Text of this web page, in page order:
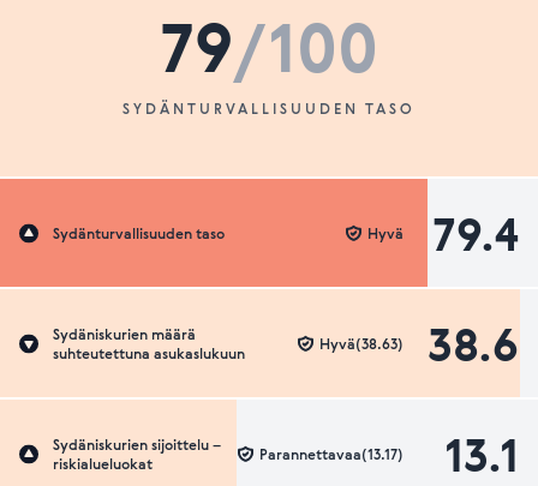
79/100
SYDÄNTURVALLISUUDEN TASO
Sydänturvallisuuden taso 79.4
Hyvä
Sydäniskurien määrä
suhteutettuna asukaslukuun
38.6
Hyvä(38.63)
Sydäniskurien sijoittelu –
riskialueluokat
13.1
Parannettavaa(13.17)